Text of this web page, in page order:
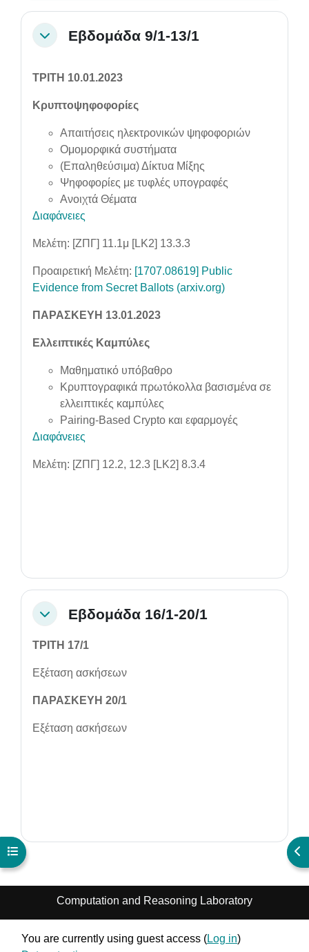
Open course index
CollapseΕβδομάδα 9/1-13/1
ΤΡΙΤΗ 10.01.2023
Κρυπτοψηφοφορίες
Απαιτήσεις ηλεκτρονικών ψηφοφοριών
Ομομορφικά συστήματα
(Επαληθεύσιμα) Δίκτυα Μίξης
Ψηφοφορίες με τυφλές υπογραφές
Ανοιχτά Θέματα
Διαφάνειες
Μελέτη: [ΖΠΓ] 11.1μ [LK2] 13.3.3
Προαιρετική Μελέτη: [1707.08619] Public
Evidence from Secret Ballots (arxiv.org)
ΠΑΡΑΣΚΕΥΗ 13.01.2023
Ελλειπτικές Καμπύλες
Μαθηματικό υπόβαθρο
Κρυπτογραφικά πρωτόκολλα βασισμένα σε
ελλειπτικές καμπύλες
Pairing-Based Crypto και εφαρμογές
Διαφάνειες
Μελέτη: [ΖΠΓ] 12.2, 12.3 [LK2] 8.3.4
CollapseΕβδομάδα 16/1-20/1
ΤΡΙΤΗ 17/1
Εξέταση ασκήσεων
ΠΑΡΑΣΚΕΥΗ 20/1
Εξέταση ασκήσεων
Computation and Reasoning Laboratory
You are currently using guest access (Log in)